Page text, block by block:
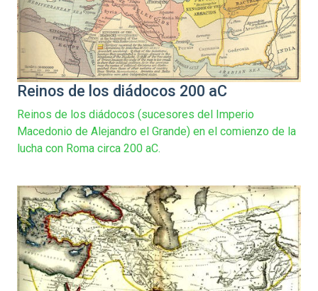
Reinos de los diádocos 200 aC
Reinos de los diádocos (sucesores del Imperio
Macedonio de Alejandro el Grande) en el comienzo de la
lucha con Roma circa 200 aC.